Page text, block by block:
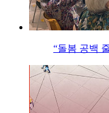
“돌봄 공백